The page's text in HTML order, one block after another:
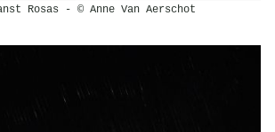
Rosas - © Anne Van Aerschot